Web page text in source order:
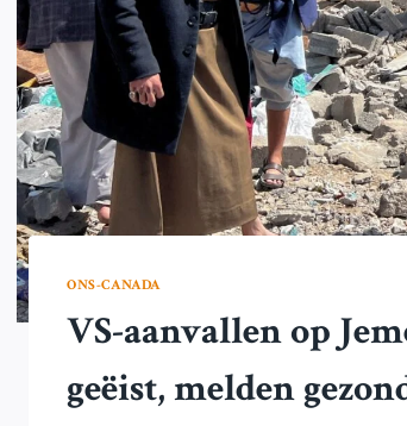
ONS-CANADA
VS-aanvallen op
geëist, melden